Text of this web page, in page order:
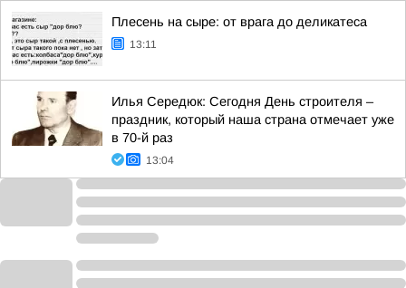
Плесень на сыре: от врага до деликатеса
13:11
Илья Середюк: Сегодня День строителя –
праздник, который наша страна отмечает уже
в 70-й раз
13:04